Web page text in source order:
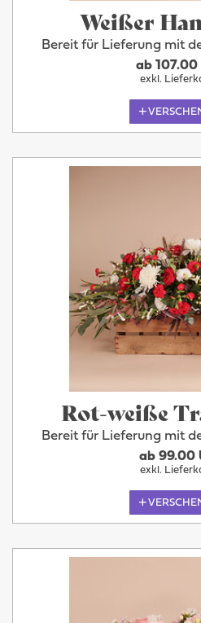
Weißer
Bereit für Lieferung mit
ab 107.00
exkl.
Rot-weiße
Bereit für Lieferung mit
ab 99.00
exkl.